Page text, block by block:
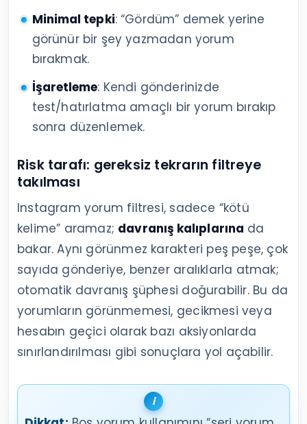
Minimal tepki: “Gördüm” demek yerine
görünür bir şey yazmadan yorum
bırakmak.
İşaretleme: Kendi gönderinizde
test/hatırlatma amaçlı bir yorum bırakıp
sonra düzenlemek.
Risk tarafı: gereksiz tekrarın filtreye
takılması
Instagram yorum filtresi, sadece “kötü
kelime” aramaz; davranış kalıplarına da
bakar. Aynı görünmez karakteri peş peşe, çok
sayıda gönderiye, benzer aralıklarla atmak;
otomatik davranış şüphesi doğurabilir. Bu da
yorumların görünmemesi, gecikmesi veya
hesabın geçici olarak bazı aksiyonlarda
sınırlandırılması gibi sonuçlara yol açabilir.